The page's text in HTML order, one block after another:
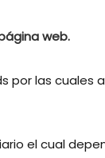
web.
por las cuales
el cual